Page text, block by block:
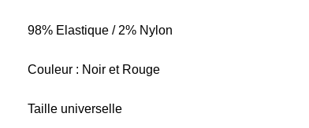
98% Elastique / 2% Nylon
Couleur : Noir et Rouge
Taille universelle